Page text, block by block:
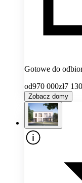
Gotowe do
od970 000zł7 130
Zobacz domy